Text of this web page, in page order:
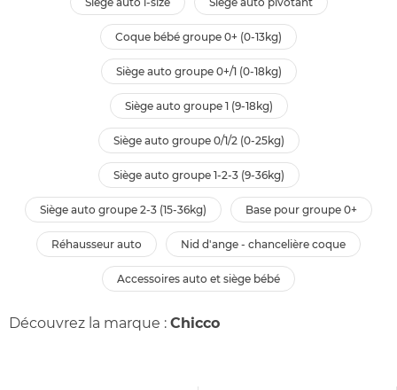
coque bébé groupe 0+ (0-13kg)
siège auto groupe 0+/1 (0-18kg)
siège auto groupe 1 (9-18kg)
siège auto groupe 0/1/2 (0-25kg)
siège auto groupe 1-2-3 (9-36kg)
siège auto groupe 2-3 (15-36kg) base pour groupe 0+
réhausseur auto nid d'ange - chancelière coque
accessoires auto et siège bébé
Découvrez la marque : Chicco